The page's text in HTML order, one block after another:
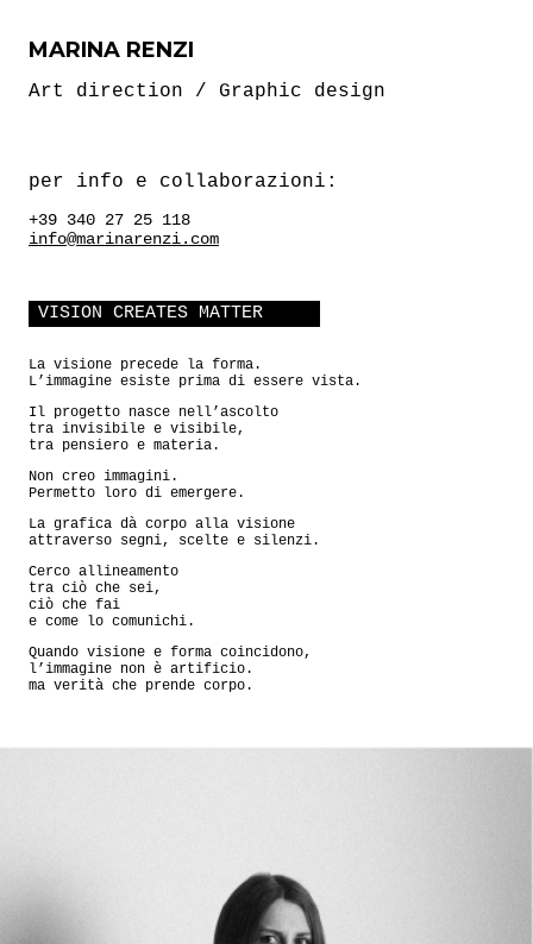
MARINA RENZI
Art direction / Graphic design
per info e collaborazioni:
+39 340 27 25 118
info@marinarenzi.com
VISION CREATES MATTER
La visione precede la forma.
L’immagine esiste prima di essere vista.
Il progetto nasce nell’ascolto
tra invisibile e visibile,
tra pensiero e materia.
Non creo immagini.
Permetto loro di emergere.
La grafica dà corpo alla visione
attraverso segni, scelte e silenzi.
Cerco allineamento
tra ciò che sei,
ciò che fai
e come lo comunichi.
Quando visione e forma coincidono,
l’immagine non è artificio.
ma verità che prende corpo.